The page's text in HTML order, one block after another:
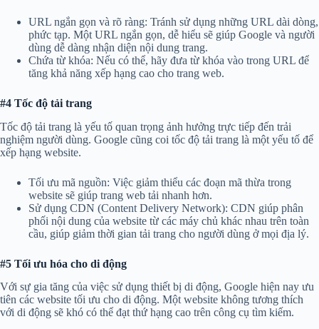
URL ngắn gọn và rõ ràng: Tránh sử dụng những URL dài dòng,
phức tạp. Một URL ngắn gọn, dễ hiểu sẽ giúp Google và người
dùng dễ dàng nhận diện nội dung trang.
Chứa từ khóa: Nếu có thể, hãy đưa từ khóa vào trong URL để
tăng khả năng xếp hạng cao cho trang web.
#4 Tốc độ tải trang
Tốc độ tải trang là yếu tố quan trọng ảnh hưởng trực tiếp đến trải
nghiệm người dùng. Google cũng coi tốc độ tải trang là một yếu tố để
xếp hạng website.
Tối ưu mã nguồn: Việc giảm thiểu các đoạn mã thừa trong
website sẽ giúp trang web tải nhanh hơn.
Sử dụng CDN (Content Delivery Network): CDN giúp phân
phối nội dung của website từ các máy chủ khác nhau trên toàn
cầu, giúp giảm thời gian tải trang cho người dùng ở mọi địa lý.
#5 Tối ưu hóa cho di động
Với sự gia tăng của việc sử dụng thiết bị di động, Google hiện nay ưu
tiên các website tối ưu cho di động. Một website không tương thích
với di động sẽ khó có thể đạt thứ hạng cao trên công cụ tìm kiếm.